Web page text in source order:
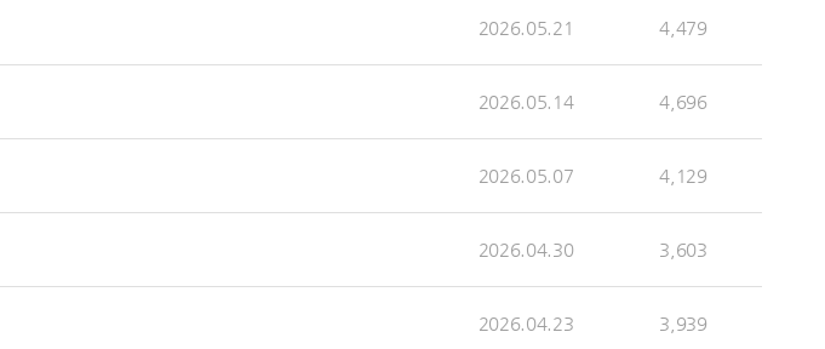
2026.05.21 4,479
2026.05.14 4,696
2026.05.07 4,129
2026.04.30 3,603
2026.04.23 3,939